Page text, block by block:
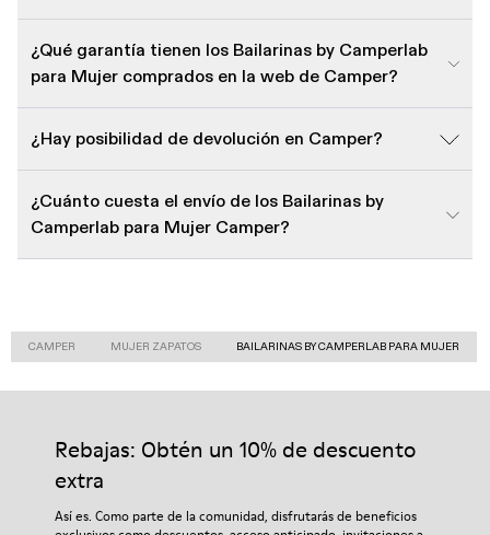
¿Qué garantía tienen los Bailarinas by Camperlab
para Mujer comprados en la web de Camper?
¿Hay posibilidad de devolución en Camper?
¿Cuánto cuesta el envío de los Bailarinas by
Camperlab para Mujer Camper?
CAMPER MUJER ZAPATOS BAILARINAS BY CAMPERLAB PARA MUJER
Rebajas: Obtén un 10% de descuento
extra
Así es. Como parte de la comunidad, disfrutarás de beneficios